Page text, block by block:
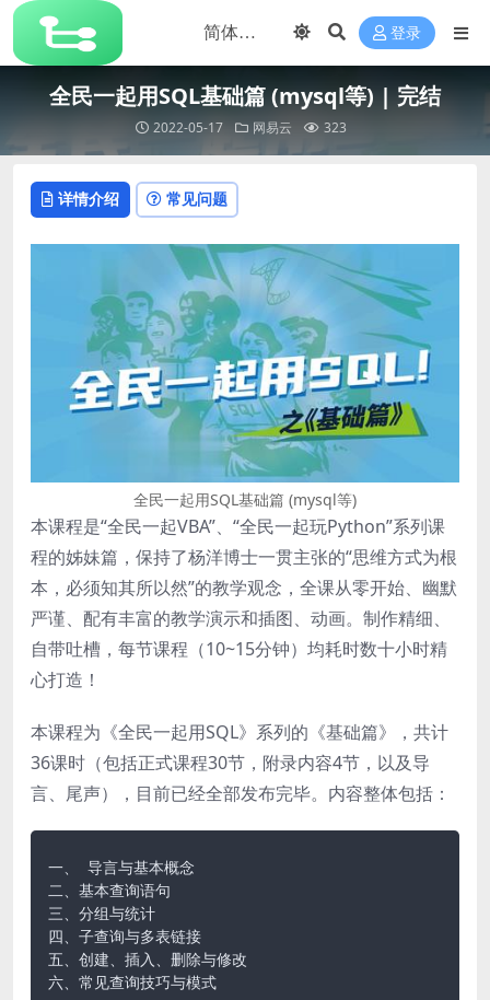
登录
全民一起用SQL基础篇 (mysql等) | 完结
2022-05-17 网易云 323
详情介绍 常见问题
全民一起用SQL基础篇 (mysql等)
本课程是“全民一起VBA”、“全民一起玩Python”系列课
程的姊妹篇，保持了杨洋博士一贯主张的“思维方式为根
本，必须知其所以然”的教学观念，全课从零开始、幽默
严谨、配有丰富的教学演示和插图、动画。制作精细、
自带吐槽，每节课程（10~15分钟）均耗时数十小时精
心打造！
本课程为《全民一起用SQL》系列的《基础篇》，共计
36课时（包括正式课程30节，附录内容4节，以及导
言、尾声），目前已经全部发布完毕。内容整体包括：
一、 导言与基本概念
二、基本查询语句
三、分组与统计
四、子查询与多表链接
五、创建、插入、删除与修改